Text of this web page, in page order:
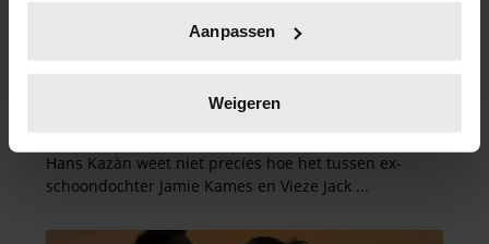
scannen op specifieke eigenschappen (fingerprinting)
verwerkt en stel uw voorkeuren in het
intrekken in de Cookieverklaring.
personaliseren, om functies voor social media te bieden
Aanpassen
Weigeren